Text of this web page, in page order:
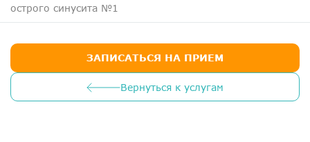
Вакансии
острого синусита №1
Вернуться к услугам
ЗАПИСАТЬСЯ НА ПРИЕМ